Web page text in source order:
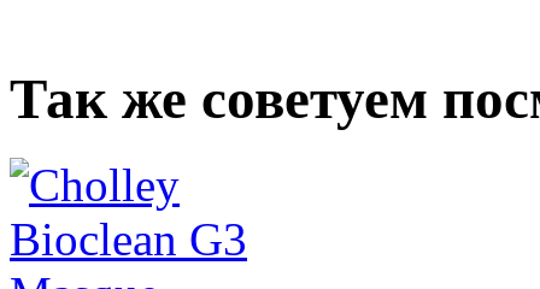
Так же советуем